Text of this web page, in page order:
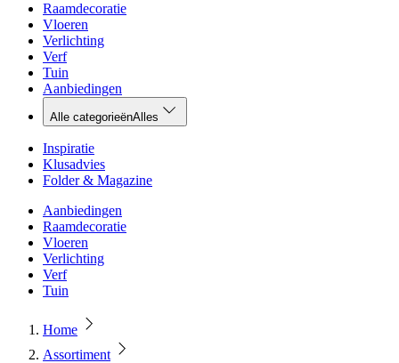
Raamdecoratie
Vloeren
Verlichting
Verf
Tuin
Aanbiedingen
Alle categorieënAlles
Inspiratie
Klusadvies
Folder & Magazine
Aanbiedingen
Raamdecoratie
Vloeren
Verlichting
Verf
Tuin
Home
Assortiment